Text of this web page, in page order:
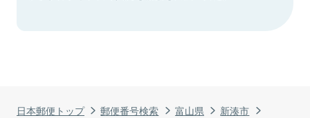
日本郵便トップ 郵便番号検索 富山県
新湊市